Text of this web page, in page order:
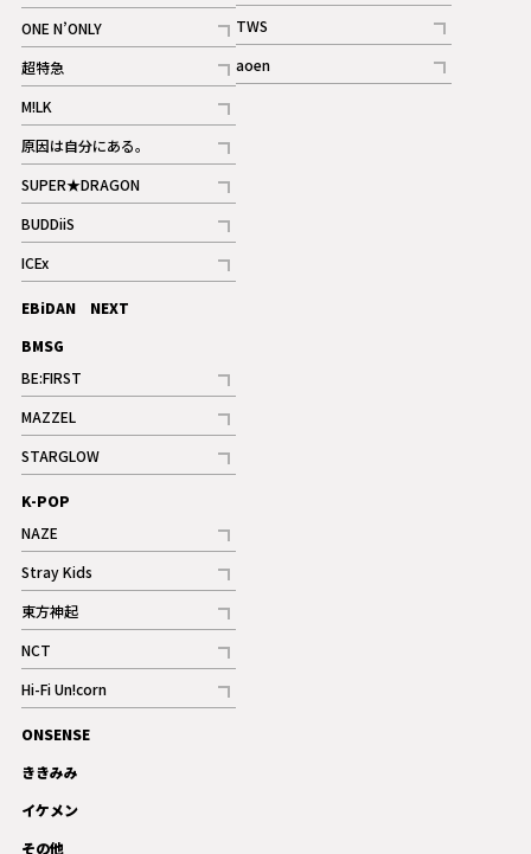
記事
ONE N’ONLY
記事
超特急
記事
M!LK
記事
原因は自分にある。
記事
SUPER★DRAGON
記事
BUDDiiS
記事
ICEx
記事
EBiDAN NEXT
BMSG
BE:FIRST
記事
ギャラリー
MAZZEL
記事
ギャラリー
STARGLOW
記事
記事
TWS
記事
aoen
記事
K-POP
NAZE
記事
Stray Kids
記事
東方神起
記事
NCT
記事
Hi-Fi Un!corn
記事
ギャラリー
ONSENSE
ききみみ
イケメン
その他